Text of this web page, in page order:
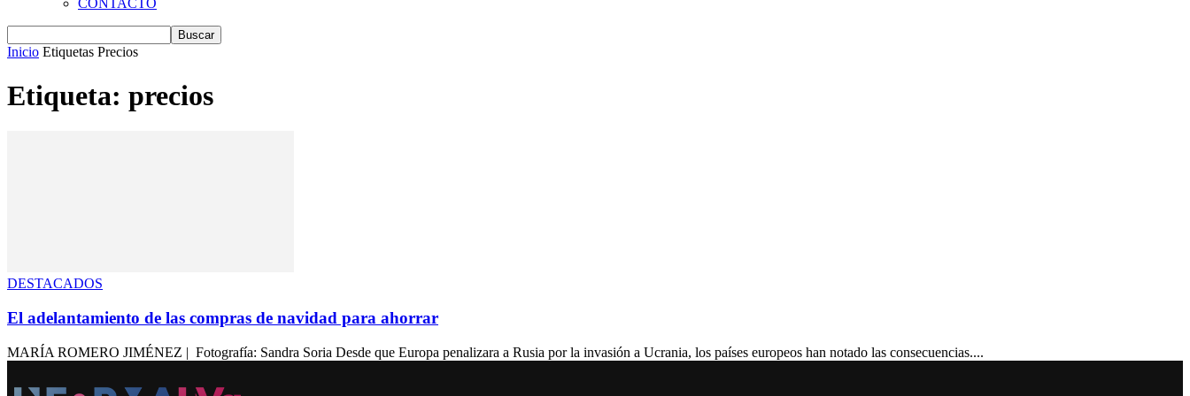
CONTACTO
Inicio Etiquetas Precios
Etiqueta: precios
DESTACADOS
El adelantamiento de las compras de navidad para ahorrar
MARÍA ROMERO JIMÉNEZ | Fotografía: Sandra Soria Desde que Europa penalizara a Rusia por la invasión a Ucrania, los países europeos han notado las consecuencias....